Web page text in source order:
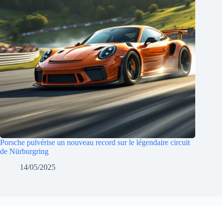
Porsche pulvérise un nouveau record sur le légendaire circuit
de Nürburgring
14/05/2025